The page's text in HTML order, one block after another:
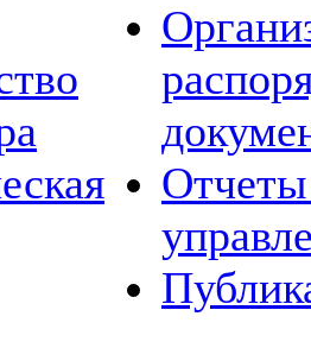
Отчеты